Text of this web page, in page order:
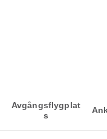
Avgångsflygplat
s